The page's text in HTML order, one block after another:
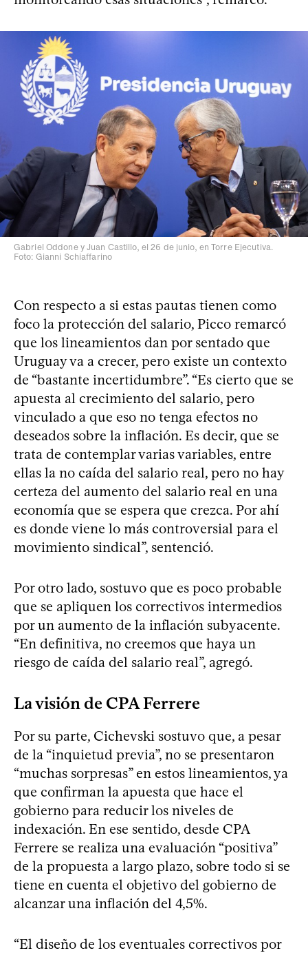
Gabriel Oddone y Juan Castillo, el 26 de junio, en Torre Ejecutiva.
Foto: Gianni Schiaffarino
Con respecto a si estas pautas tienen como
foco la protección del salario, Picco remarcó
que los lineamientos dan por sentado que
Uruguay va a crecer, pero existe un contexto
de “bastante incertidumbre”. “Es cierto que se
apuesta al crecimiento del salario, pero
vinculado a que eso no tenga efectos no
deseados sobre la inflación. Es decir, que se
trata de contemplar varias variables, entre
ellas la no caída del salario real, pero no hay
certeza del aumento del salario real en una
economía que se espera que crezca. Por ahí
es donde viene lo más controversial para el
movimiento sindical”, sentenció.
Por otro lado, sostuvo que es poco probable
que se apliquen los correctivos intermedios
por un aumento de la inflación subyacente.
“En definitiva, no creemos que haya un
riesgo de caída del salario real”, agregó.
La visión de CPA Ferrere
Por su parte, Cichevski sostuvo que, a pesar
de la “inquietud previa”, no se presentaron
“muchas sorpresas” en estos lineamientos, ya
que confirman la apuesta que hace el
gobierno para reducir los niveles de
indexación. En ese sentido, desde CPA
Ferrere se realiza una evaluación “positiva”
de la propuesta a largo plazo, sobre todo si se
tiene en cuenta el objetivo del gobierno de
alcanzar una inflación del 4,5%.
“El diseño de los eventuales correctivos por